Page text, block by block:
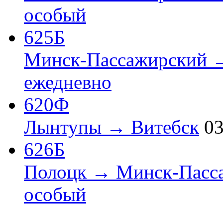
особый
625Б
Минск-Пассажирский
ежедневно
620Ф
Лынтупы → Витебск
626Б
Полоцк → Минск-
особый